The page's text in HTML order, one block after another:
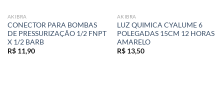
AKIBRA
CONECTOR PARA BOMBAS
DE PRESSURIZAÇÃO 1/2 FNPT
X 1/2 BARB
R$11,90
AKIBRA
LUZ QUIMICA CYALUME 6
POLEGADAS 15CM 12 HORAS
AMARELO
R$13,50